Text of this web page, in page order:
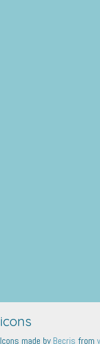
icons
Icons made byBecris from